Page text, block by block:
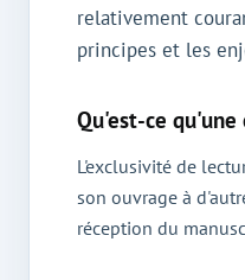
relativement
principes et les
Qu'est-ce
L'exclusivité de
son ouvrage à
réception du